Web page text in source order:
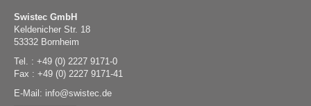
Swistec GmbH
Keldenicher Str. 18
53332 Bornheim
Tel. : +49 (0) 2227 9171-0
Fax : +49 (0) 2227 9171-41
E-Mail:
@swistec.de